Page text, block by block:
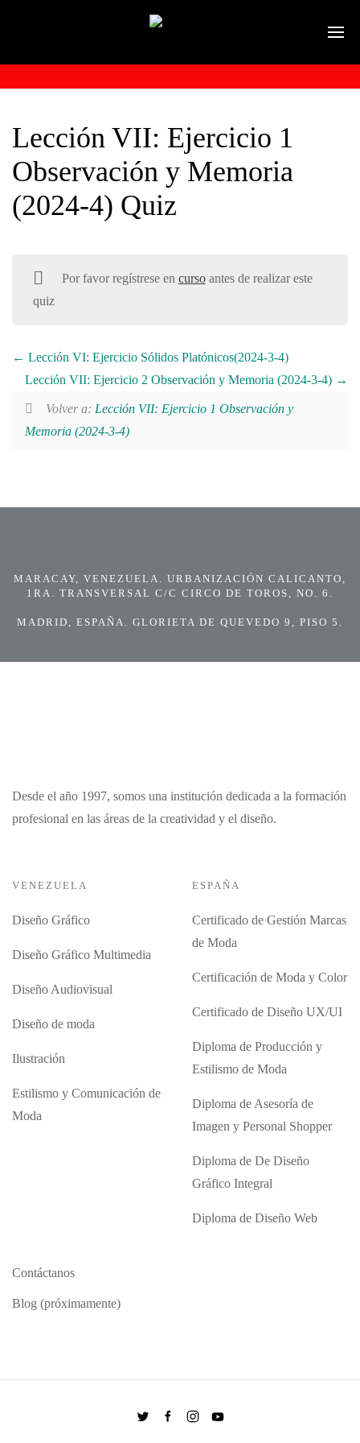
Lección VII: Ejercicio 1
Observación y Memoria
(2024-4) Quiz
Por favor regístrese en cursoantes de realizar este
quiz
Lección VI: Ejercicio Sólidos Platónicos(2024-3-4)
Lección VII: Ejercicio 2 Observación y Memoria (2024-3-4)
Volver a: Lección VII: Ejercicio 1 Observación y
Memoria (2024-3-4)
MARACAY, VENEZUELA. URBANIZACIÓN CALICANTO,
1RA. TRANSVERSAL C/C CIRCO DE TOROS, NO. 6.
MADRID, ESPAÑA. GLORIETA DE QUEVEDO 9, PISO 5.
Desde el año 1997, somos una institución dedicada a la formación
profesional en las áreas de la creatividad y el diseño.
VENEZUELA
Diseño Gráfico
Diseño Gráfico Multimedia
Diseño Audiovisual
Diseño de moda
Ilustración
Estilismo y Comunicación de
Moda
ESPAÑA
Certificado de Gestión Marcas
de Moda
Certificación de Moda y Color
Certificado de Diseño UX/UI
Diploma de Producción y
Estilismo de Moda
Diploma de Asesoría de
Imagen y Personal Shopper
Diploma de De Diseño
Gráfico Integral
Diploma de Diseño Web
Contáctanos
Blog (próximamente)